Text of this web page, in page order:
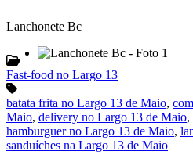
Lanchonete Bc
Fast-food no Largo 13
batata frita no Largo 13 de Maio,
Maio, delivery no Largo 13 de Maio,
hamburguer no Largo 13 de Maio,
sanduíches na Largo 13 de Maio